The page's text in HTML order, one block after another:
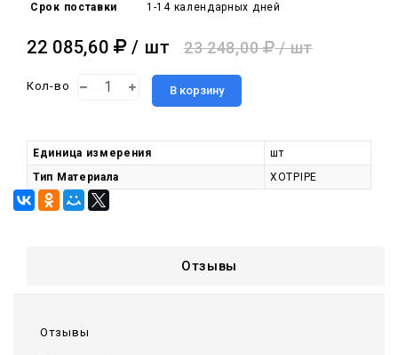
Срок поставки
1-14 календарных дней
22 085,60 / шт 23 248,00 / шт
Кол-во В корзину
Единица измерения
шт
Тип Материала
XOTPIPE
Отзывы
Отзывы